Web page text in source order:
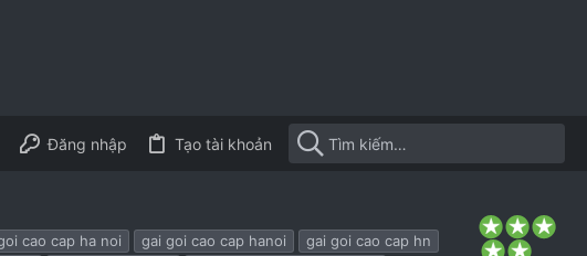
Đăng nhập Tạo tài khoản
cao cap ha noi gai goi cao cap hanoi
gai goi cao cap hn
5